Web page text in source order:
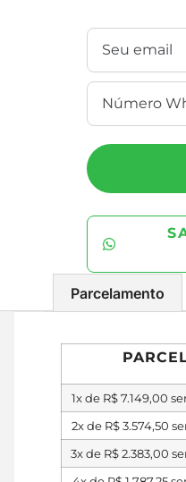
Parcelamento
1x de R$7.149,00
2x de R$3.574,50
3x de R$2.383,00